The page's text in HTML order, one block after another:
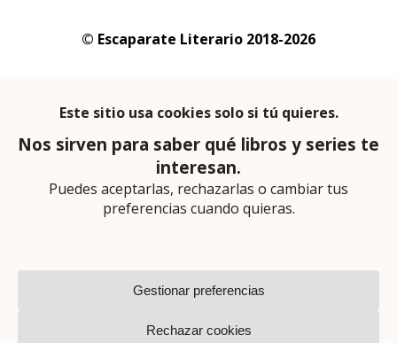
© Escaparate Literario 2018-2026
privacidad
En calidad de afiliado de Amazon obtengo
ingresos por las compras adscritas que